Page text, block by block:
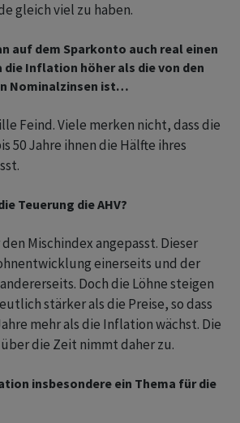
gleich viel zu haben.
auf dem Sparkonto auch real einen
die Inflation höher als die von den
Nominalzinsen ist…
Feind. Viele merken nicht, dass die
50 Jahre ihnen die Hälfte ihres
Teuerung die AHV?
Mischindex angepasst. Dieser
einerseits und der
Doch die Löhne steigen
stärker als die Preise, so dass
mehr als die Inflation wächst. Die
die Zeit nimmt daher zu.
insbesondere ein Thema für die